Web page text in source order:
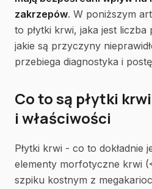
zakrzepów. W poniższym
to płytki krwi, jaka jest liczba
jakie są przyczyny
przebiega diagnostyka i
Co to są płytki
i właściwości
Płytki krwi - co to dokładnie
elementy morfotyczne krwi
szpiku kostnym z